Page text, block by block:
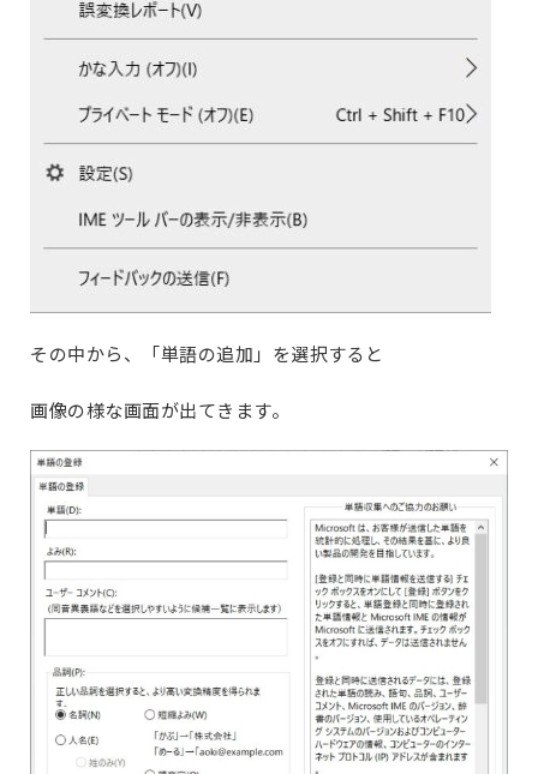
その中から、「単語の追加」を選択すると
画像の様な画面が出てきます。